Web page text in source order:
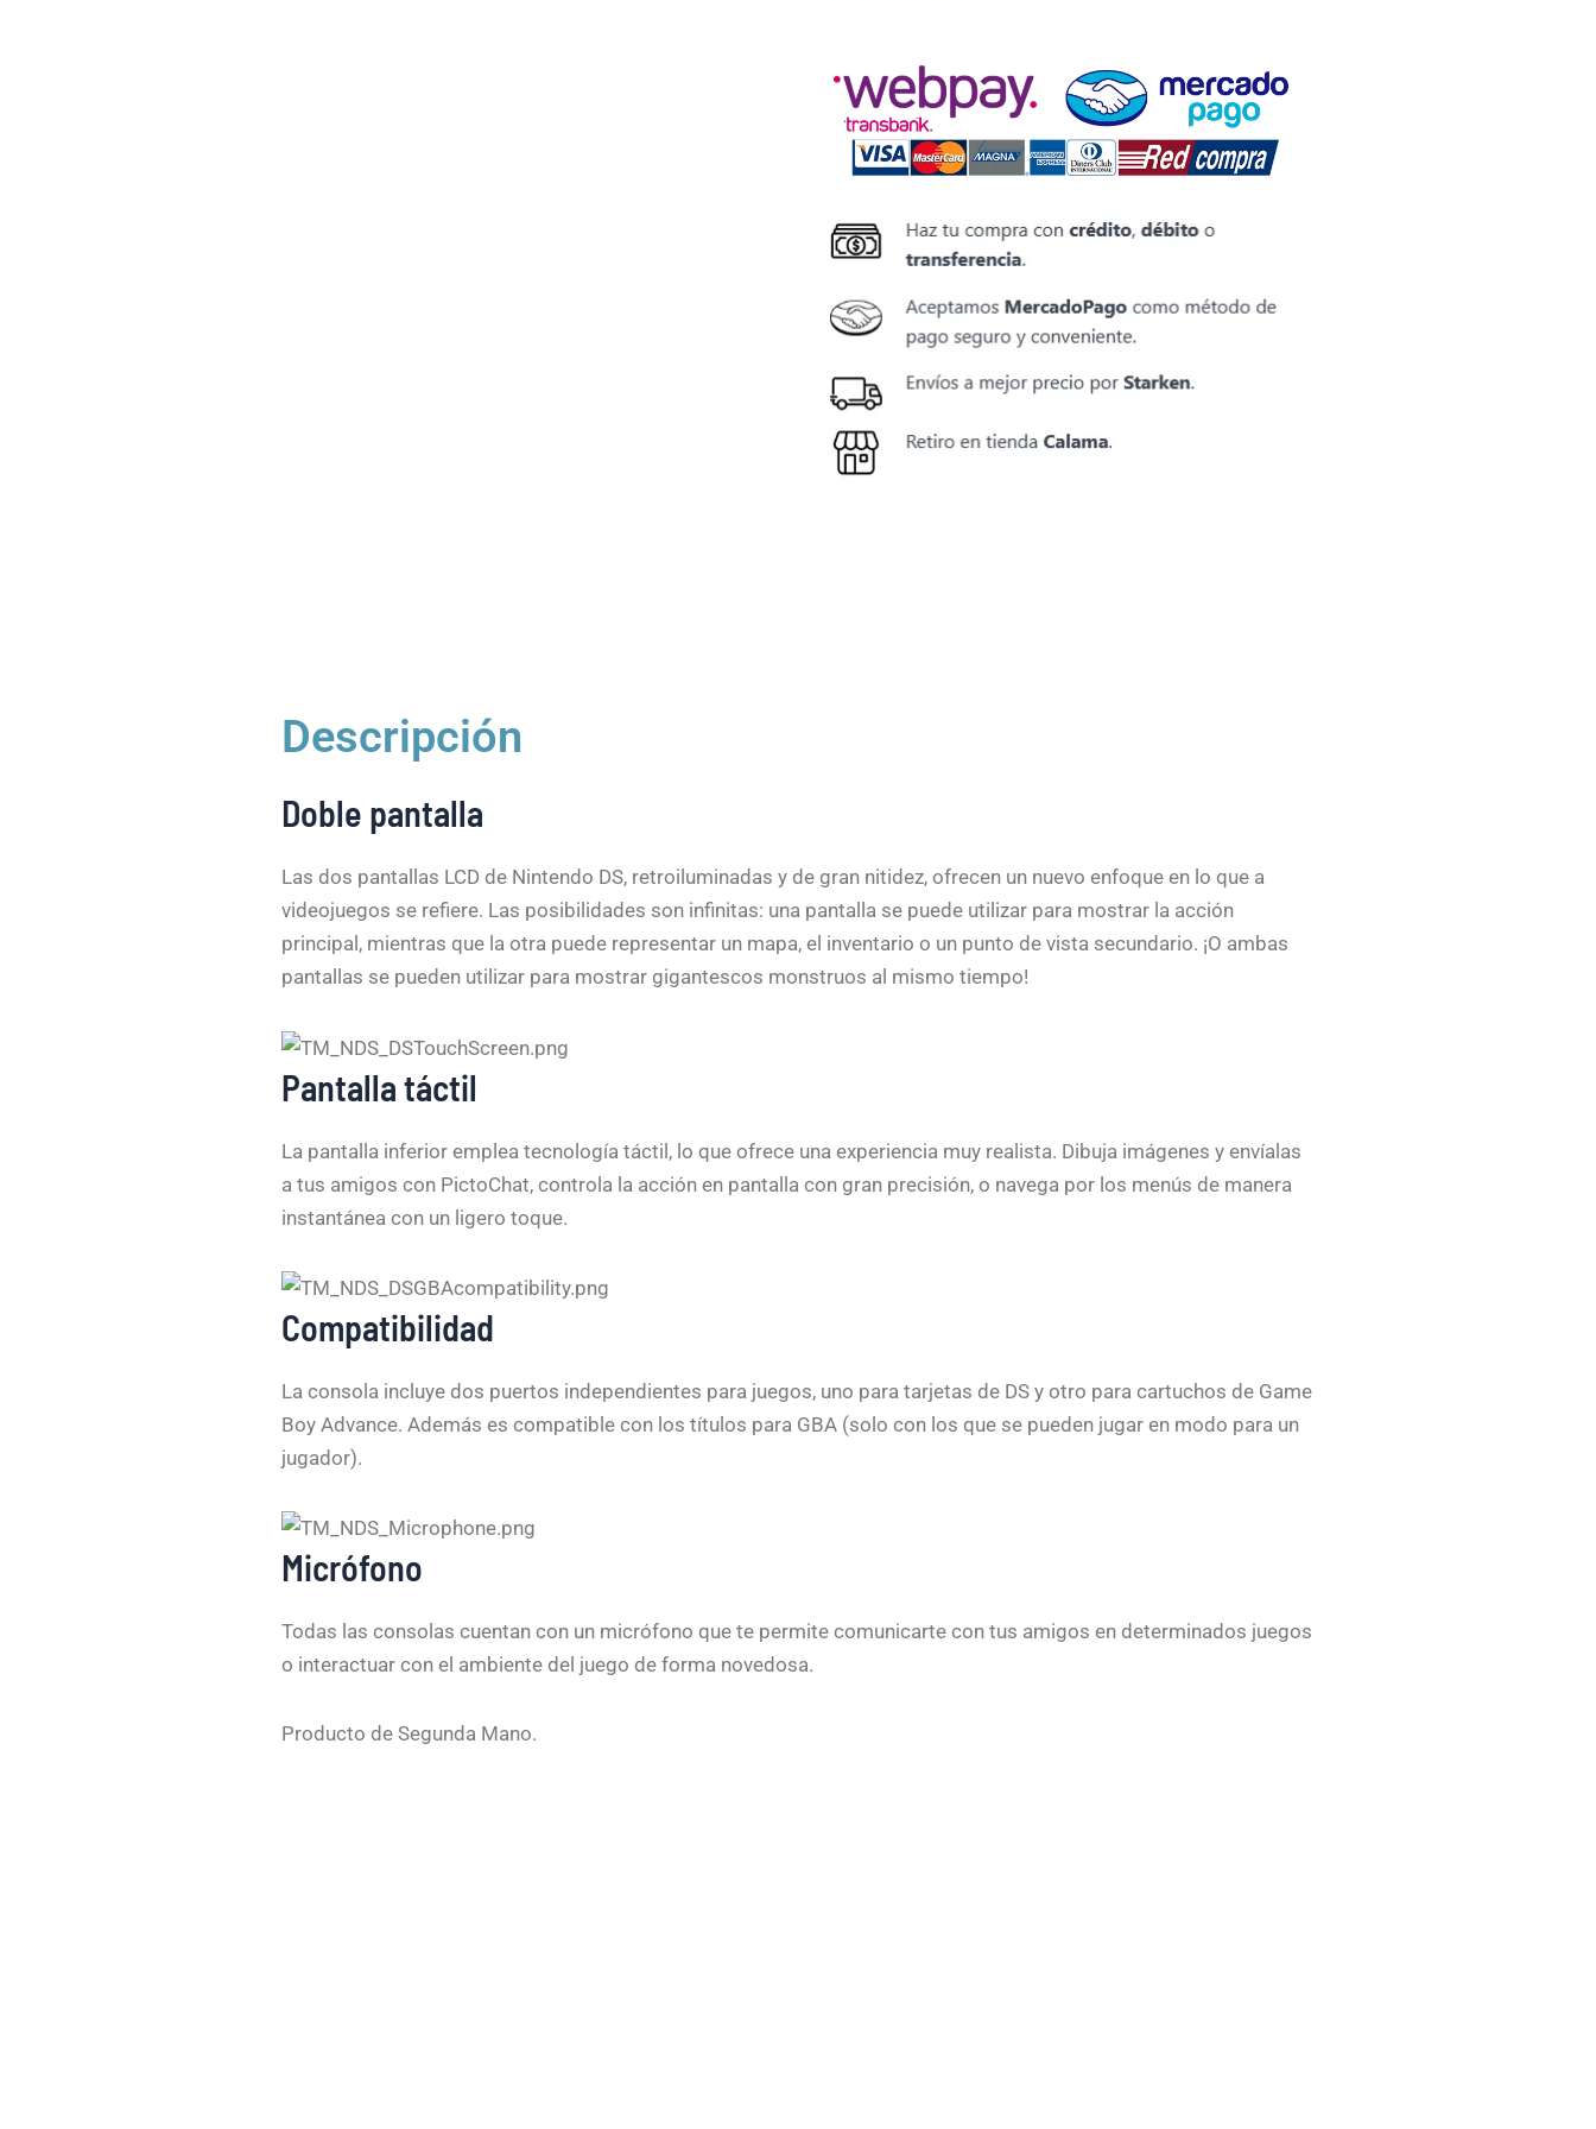
Descripción
Doble pantalla
Las dos pantallas LCD de Nintendo DS, retroiluminadas y de gran nitidez, ofrecen un nuevo enfoque en lo que a
videojuegos se refiere. Las posibilidades son infinitas: una pantalla se puede utilizar para mostrar la acción
principal, mientras que la otra puede representar un mapa, el inventario o un punto de vista secundario. ¡O ambas
pantallas se pueden utilizar para mostrar gigantescos monstruos al mismo tiempo!
Pantalla táctil
La pantalla inferior emplea tecnología táctil, lo que ofrece una experiencia muy realista. Dibuja imágenes y envíalas
a tus amigos con PictoChat, controla la acción en pantalla con gran precisión, o navega por los menús de manera
instantánea con un ligero toque.
Compatibilidad
La consola incluye dos puertos independientes para juegos, uno para tarjetas de DS y otro para cartuchos de Game
Boy Advance. Además es compatible con los títulos para GBA (solo con los que se pueden jugar en modo para un
jugador).
Micrófono
Todas las consolas cuentan con un micrófono que te permite comunicarte con tus amigos en determinados juegos
o interactuar con el ambiente del juego de forma novedosa.
Producto de Segunda Mano.